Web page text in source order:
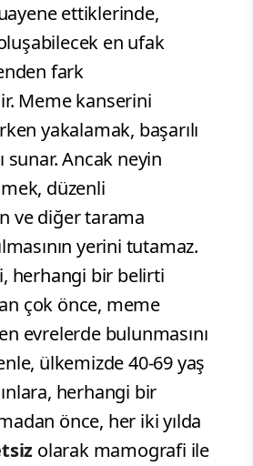
ettiklerinde,
en ufak
fark
Meme kanserini
yakalamak, başarılı
sunar. Ancak neyin
düzenli
ve diğer tarama
yerini tutamaz.
herhangi bir belirti
çok önce, meme
evrelerde bulunmasını
ülkemizde 40-69 yaş
herhangi bir
önce, her iki yılda
olarak mamografi ile